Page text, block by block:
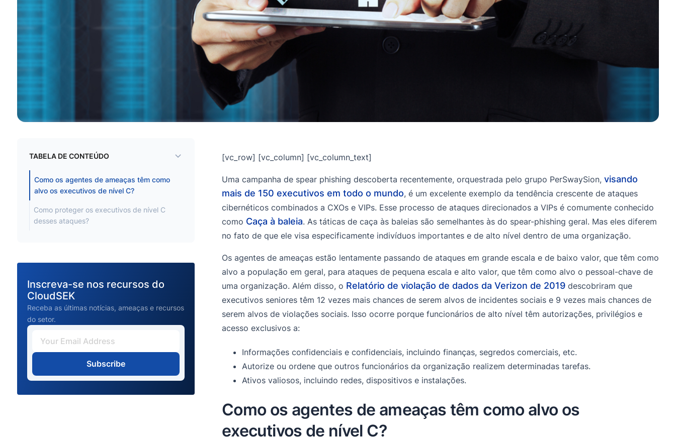
TABELA DE CONTEÚDO
Como os agentes de ameaças têm como
alvo os executivos de nível C?
Como proteger os executivos de nível C
desses ataques?
Inscreva-se nos recursos do
CloudSEK
Receba as últimas notícias, ameaças e recursos
do setor.
Subscribe
[vc_row] [vc_column] [vc_column_text]
Uma campanha de spear phishing descoberta recentemente, orquestrada pelo grupo PerSwaySion, visando
mais de 150 executivos em todo o mundo, é um excelente exemplo da tendência crescente de ataques
cibernéticos combinados a CXOs e VIPs. Esse processo de ataques direcionados a VIPs é comumente conhecido
como Caça à baleia. As táticas de caça às baleias são semelhantes às do spear-phishing geral. Mas eles diferem
no fato de que ele visa especificamente indivíduos importantes e de alto nível dentro de uma organização.
Os agentes de ameaças estão lentamente passando de ataques em grande escala e de baixo valor, que têm como
alvo a população em geral, para ataques de pequena escala e alto valor, que têm como alvo o pessoal-chave de
uma organização. Além disso, o Relatório de violação de dados da Verizon de 2019descobriram que
executivos seniores têm 12 vezes mais chances de serem alvos de incidentes sociais e 9 vezes mais chances de
serem alvos de violações sociais. Isso ocorre porque funcionários de alto nível têm autorizações, privilégios e
acesso exclusivos a:
Informações confidenciais e confidenciais, incluindo finanças, segredos comerciais, etc.
Autorize ou ordene que outros funcionários da organização realizem determinadas tarefas.
Ativos valiosos, incluindo redes, dispositivos e instalações.
Como os agentes de ameaças têm como alvo os
executivos de nível C?